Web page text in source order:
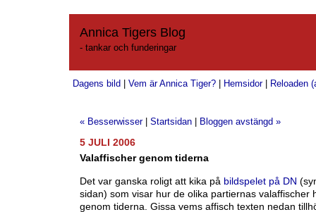
Annica Tigers Blog
- tankar och funderingar
Dagens bild Vem är Annica Tiger? Hemsidor| Reloaden
« Besserwisser| Startsidan
Bloggen avstängd »
5 JULI 2006
Valaffischer genom tiderna
Det var ganska roligt att kika på bildspelet på DN
sidan) som visar hur de olika partiernas valaffischer
genom tiderna. Gissa vems affisch texten nedan